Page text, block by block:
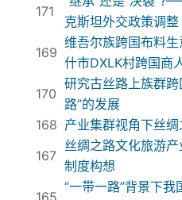
171
克斯坦外交政策调整
169
维吾尔族跨国布料
什市DXLK村跨国商
170
研究古丝路上族群
路”的发展
168 产业集群视角下丝
167
丝绸之路文化旅游
制度构想
165
“一带一路”背景下我